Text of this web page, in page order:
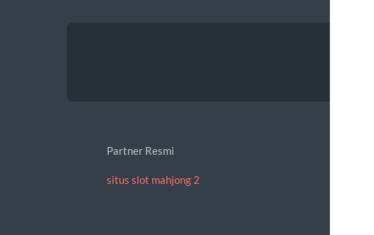
Partner Resmi
situs slot mahjong 2